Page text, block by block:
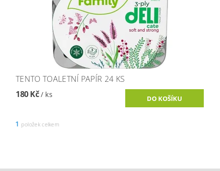
TENTO TOALETNÍ PAPÍR 24 KS
180 Kč/ ks
1 položek celkem